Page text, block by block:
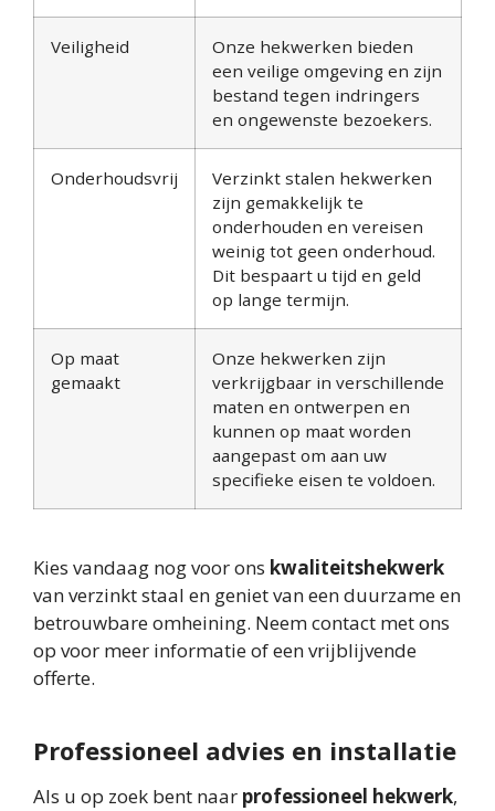
Veiligheid
Onze hekwerken bieden
een veilige omgeving en zijn
bestand tegen indringers
en ongewenste bezoekers.
Onderhoudsvrij
Verzinkt stalen hekwerken
zijn gemakkelijk te
onderhouden en vereisen
weinig tot geen onderhoud.
Dit bespaart u tijd en geld
op lange termijn.
Op maat
gemaakt
Onze hekwerken zijn
verkrijgbaar in verschillende
maten en ontwerpen en
kunnen op maat worden
aangepast om aan uw
specifieke eisen te voldoen.
Kies vandaag nog voor ons kwaliteitshekwerk
van verzinkt staal en geniet van een duurzame en
betrouwbare omheining. Neem contact met ons
op voor meer informatie of een vrijblijvende
offerte.
Professioneel advies en installatie
Als u op zoek bent naar professioneel hekwerk,